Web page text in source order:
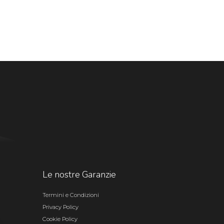
Le nostre Garanzie
Termini e Condizioni
Privacy Policy
Cookie Policy